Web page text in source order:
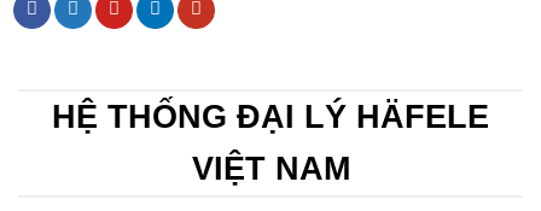
HỆ THỐNG ĐẠI LÝ HÄFELE
VIỆT NAM